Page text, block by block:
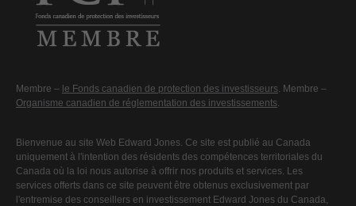
Membre – le Fonds canadien de protection des investisseurs . Membre –
Organisme canadien de réglementation des investissements
Bienvenue au site Web Edward Jones. Ce site est publié au Canada
uniquement à l'intention des résidents des compétences territoriales du
Canada où la loi nous autorise à offrir nos produits et services. Les
services offerts dans ce site peuvent être obtenus exclusivement par
l'entremise des conseillers en investissement Edward Jones du Canada,